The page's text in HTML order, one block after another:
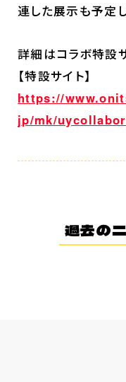
連した展示も予定
詳細はコラボ特設
【特設サイト】
https://
jp/mk/
過去の